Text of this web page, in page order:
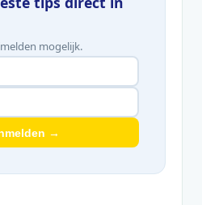
mogelijk.
→